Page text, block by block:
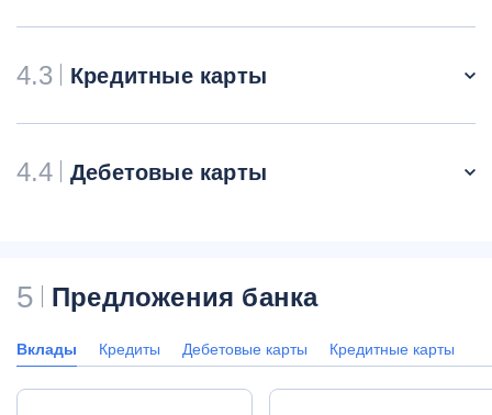
4.3 Кредитные карты
4.4 Дебетовые карты
5 Предложения банка
Вклады Кредиты Дебетовые карты Кредитные карты